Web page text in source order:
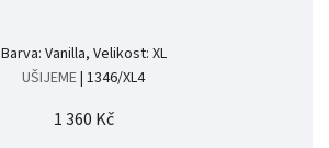
Barva: Vanilla, Velikost: XL
UŠIJEME| 1346/XL4
1 360 Kč